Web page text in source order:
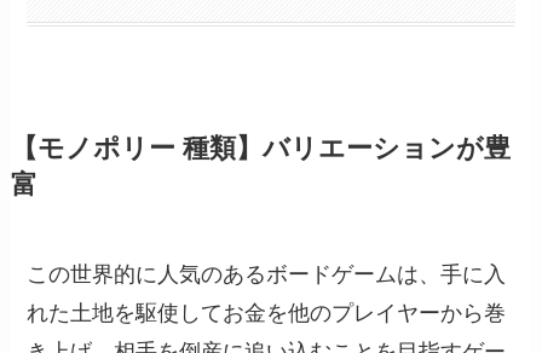
【モノポリー 種類】バリエーションが豊
富
この世界的に人気のあるボードゲームは、手に入
れた土地を駆使してお金を他のプレイヤーから巻